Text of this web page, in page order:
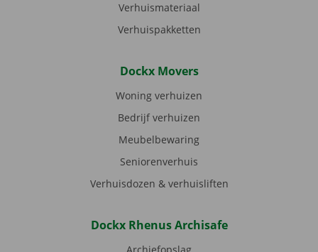
Verhuismateriaal
Verhuispakketten
Dockx Movers
Woning verhuizen
Bedrijf verhuizen
Meubelbewaring
Seniorenverhuis
Verhuisdozen & verhuisliften
Dockx Rhenus Archisafe